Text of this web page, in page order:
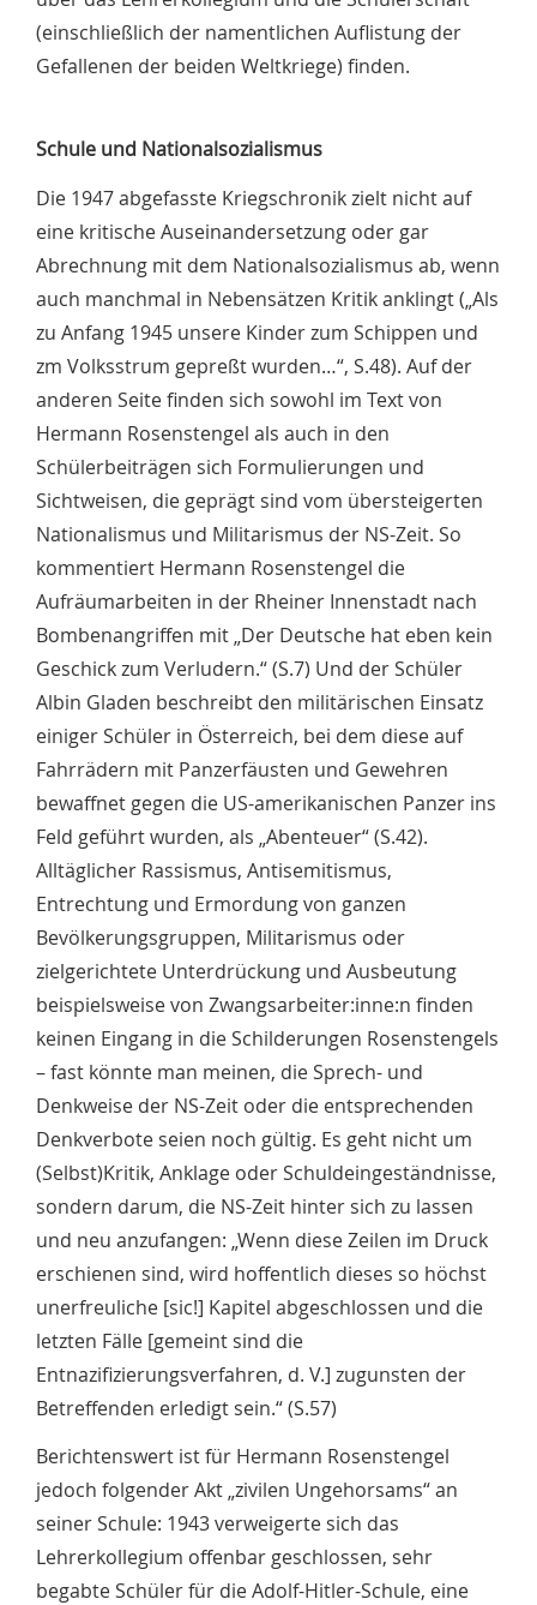
(einschließlich der namentlichen Auflistung der
Gefallenen der beiden Weltkriege) finden.
Schule und Nationalsozialismus
Die 1947 abgefasste Kriegschronik zielt nicht auf
eine kritische Auseinandersetzung oder gar
Abrechnung mit dem Nationalsozialismus ab, wenn
auch manchmal in Nebensätzen Kritik anklingt („Als
zu Anfang 1945 unsere Kinder zum Schippen und
zm Volksstrum gepreßt wurden…“, S.48). Auf der
anderen Seite finden sich sowohl im Text von
Hermann Rosenstengel als auch in den
Schülerbeiträgen sich Formulierungen und
Sichtweisen, die geprägt sind vom übersteigerten
Nationalismus und Militarismus der NS-Zeit. So
kommentiert Hermann Rosenstengel die
Aufräumarbeiten in der Rheiner Innenstadt nach
Bombenangriffen mit „Der Deutsche hat eben kein
Geschick zum Verludern.“ (S.7) Und der Schüler
Albin Gladen beschreibt den militärischen Einsatz
einiger Schüler in Österreich, bei dem diese auf
Fahrrädern mit Panzerfäusten und Gewehren
bewaffnet gegen die US-amerikanischen Panzer ins
Feld geführt wurden, als „Abenteuer“ (S.42).
Alltäglicher Rassismus, Antisemitismus,
Entrechtung und Ermordung von ganzen
Bevölkerungsgruppen, Militarismus oder
zielgerichtete Unterdrückung und Ausbeutung
beispielsweise von Zwangsarbeiter:inne:n finden
keinen Eingang in die Schilderungen Rosenstengels
– fast könnte man meinen, die Sprech- und
Denkweise der NS-Zeit oder die entsprechenden
Denkverbote seien noch gültig. Es geht nicht um
(Selbst)Kritik, Anklage oder Schuldeingeständnisse,
sondern darum, die NS-Zeit hinter sich zu lassen
und neu anzufangen: „Wenn diese Zeilen im Druck
erschienen sind, wird hoffentlich dieses so höchst
unerfreuliche [sic!] Kapitel abgeschlossen und die
letzten Fälle [gemeint sind die
Entnazifizierungsverfahren, d. V.] zugunsten der
Betreffenden erledigt sein.“ (S.57)
Berichtenswert ist für Hermann Rosenstengel
jedoch folgender Akt „zivilen Ungehorsams“ an
seiner Schule: 1943 verweigerte sich das
Lehrerkollegium offenbar geschlossen, sehr
begabte Schüler für die Adolf-Hitler-Schule, eine